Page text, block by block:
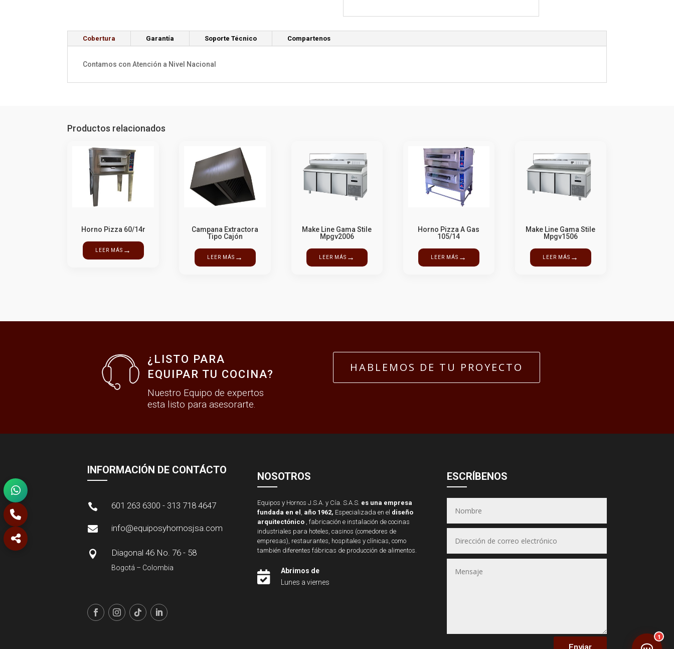
Cobertura Garantía Soporte Técnico Compartenos
Contamos con Atención a Nivel Nacional
Productos relacionados
Horno Pizza 60/14r
LEER MÁS →
Campana Extractora
Tipo Cajón
LEER MÁS →
Make Line Gama Stile
Mpgv2006
LEER MÁS →
Horno Pizza A Gas
105/14
LEER MÁS →
Make Line Gama Stile
Mpgv1506
LEER MÁS →
¿LISTO PARA
EQUIPAR TU COCINA?
Nuestro Equipo de expertos
esta listo para asesorarte.
HABLEMOS DE TU PROYECTO
INFORMACIÓN DE CONTÁCTO
 601 263 6300 - 313 718 4647
 info@equiposyhornosjsa.com
 Diagonal 46 No. 76 - 58
Bogotá – Colombia
NOSOTROS
Equipos y Hornos J.S.A. y Cía. S.A.S. es una empresa
fundada en el año 1962, Especializada en el diseño
arquitectónico, fabricación e instalación de cocinas
industriales para hoteles, casinos (comedores de
empresas), restaurantes, hospitales y clínicas, como
también diferentes fábricas de producción de alimentos.

Abrimos de
Lunes a viernes
ESCRÍBENOS
1
(Puedes seleccionar varios)